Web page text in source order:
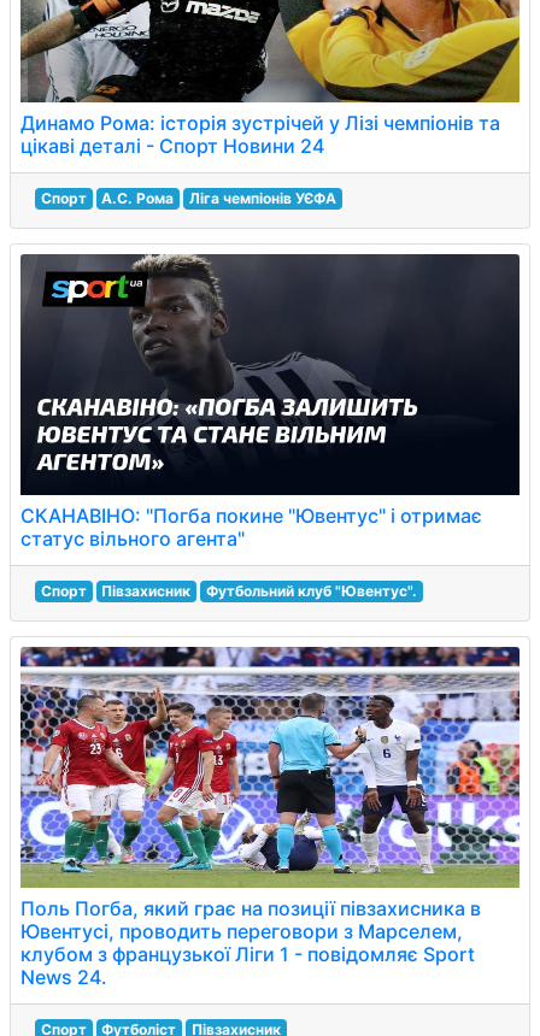
Динамо Рома: історія зустрічей у Лізі чемпіонів та
цікаві деталі - Спорт Новини 24
Спорт А.С. Рома Ліга чемпіонів УЄФА
СКАНАВІНО: "Погба покине "Ювентус" і отримає
статус вільного агента"
Спорт Півзахисник Футбольний клуб "Ювентус".
Поль Погба, який грає на позиції півзахисника в
Ювентусі, проводить переговори з Марселем,
клубом з французької Ліги 1 - повідомляє Sport
News 24.
Спорт Футболіст Півзахисник